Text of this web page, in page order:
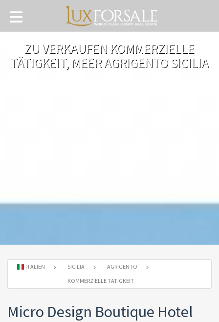
ZU VERKAUFEN KOMMERZIELLE
TÄTIGKEIT, MEER AGRIGENTO SICILIA
ITALIEN SICILIA
AGRIGENTO
KOMMERZIELLE TÄTIGKEIT
Micro Design Boutique Hotel